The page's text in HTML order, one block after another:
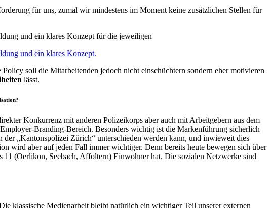
für uns, zumal wir mindestens im Moment keine zusätzlichen Stellen für
und ein klares Konzept für die jeweiligen
und ein klares Konzept.
soll die Mitarbeitenden jedoch nicht einschüchtern sondern eher motivieren
lässt.
Konkurrenz mit anderen Polizeikorps aber auch mit Arbeitgebern aus dem
Branding-Bereich. Besonders wichtig ist die Markenführung sicherlich
„Kantonspolizei Zürich“ unterschieden werden kann, und inwieweit dies
wird aber auf jeden Fall immer wichtiger. Denn bereits heute bewegen sich über
11 (Oerlikon, Seebach, Affoltern) Einwohner hat. Die sozialen Netzwerke sind
klassische Medienarbeit bleibt natürlich ein wichtiger Teil unserer externen